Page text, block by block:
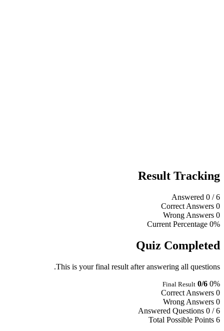
Result Tracking
Answered 0/ 6
Correct Answers 0
Wrong Answers 0
Current Percentage 0%
Quiz Completed
This is your final result after answering all questions.
Final Result 0/6 0%
Correct Answers 0
Wrong Answers 0
Answered Questions 0 / 6
Total Possible Points 6